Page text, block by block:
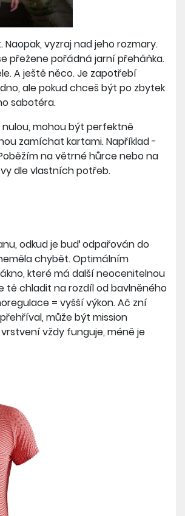
vyzraj nad jeho rozmary.
přežene pořádná jarní přeháňka.
A ještě něco. Je zapotřebí
ale pokud chceš být po zbytek
sabotéra.
mohou být perfektně
zamíchat kartami. Například -
na větrné hůrce nebo na
dle vlastních potřeb.
odkud je buď odpařován do
chybět. Optimálním
které má další neocenitelnou
tě chladit na rozdíl od bavlněného
= vyšší výkon. Ač zní
může být mission
vždy funguje, méně je